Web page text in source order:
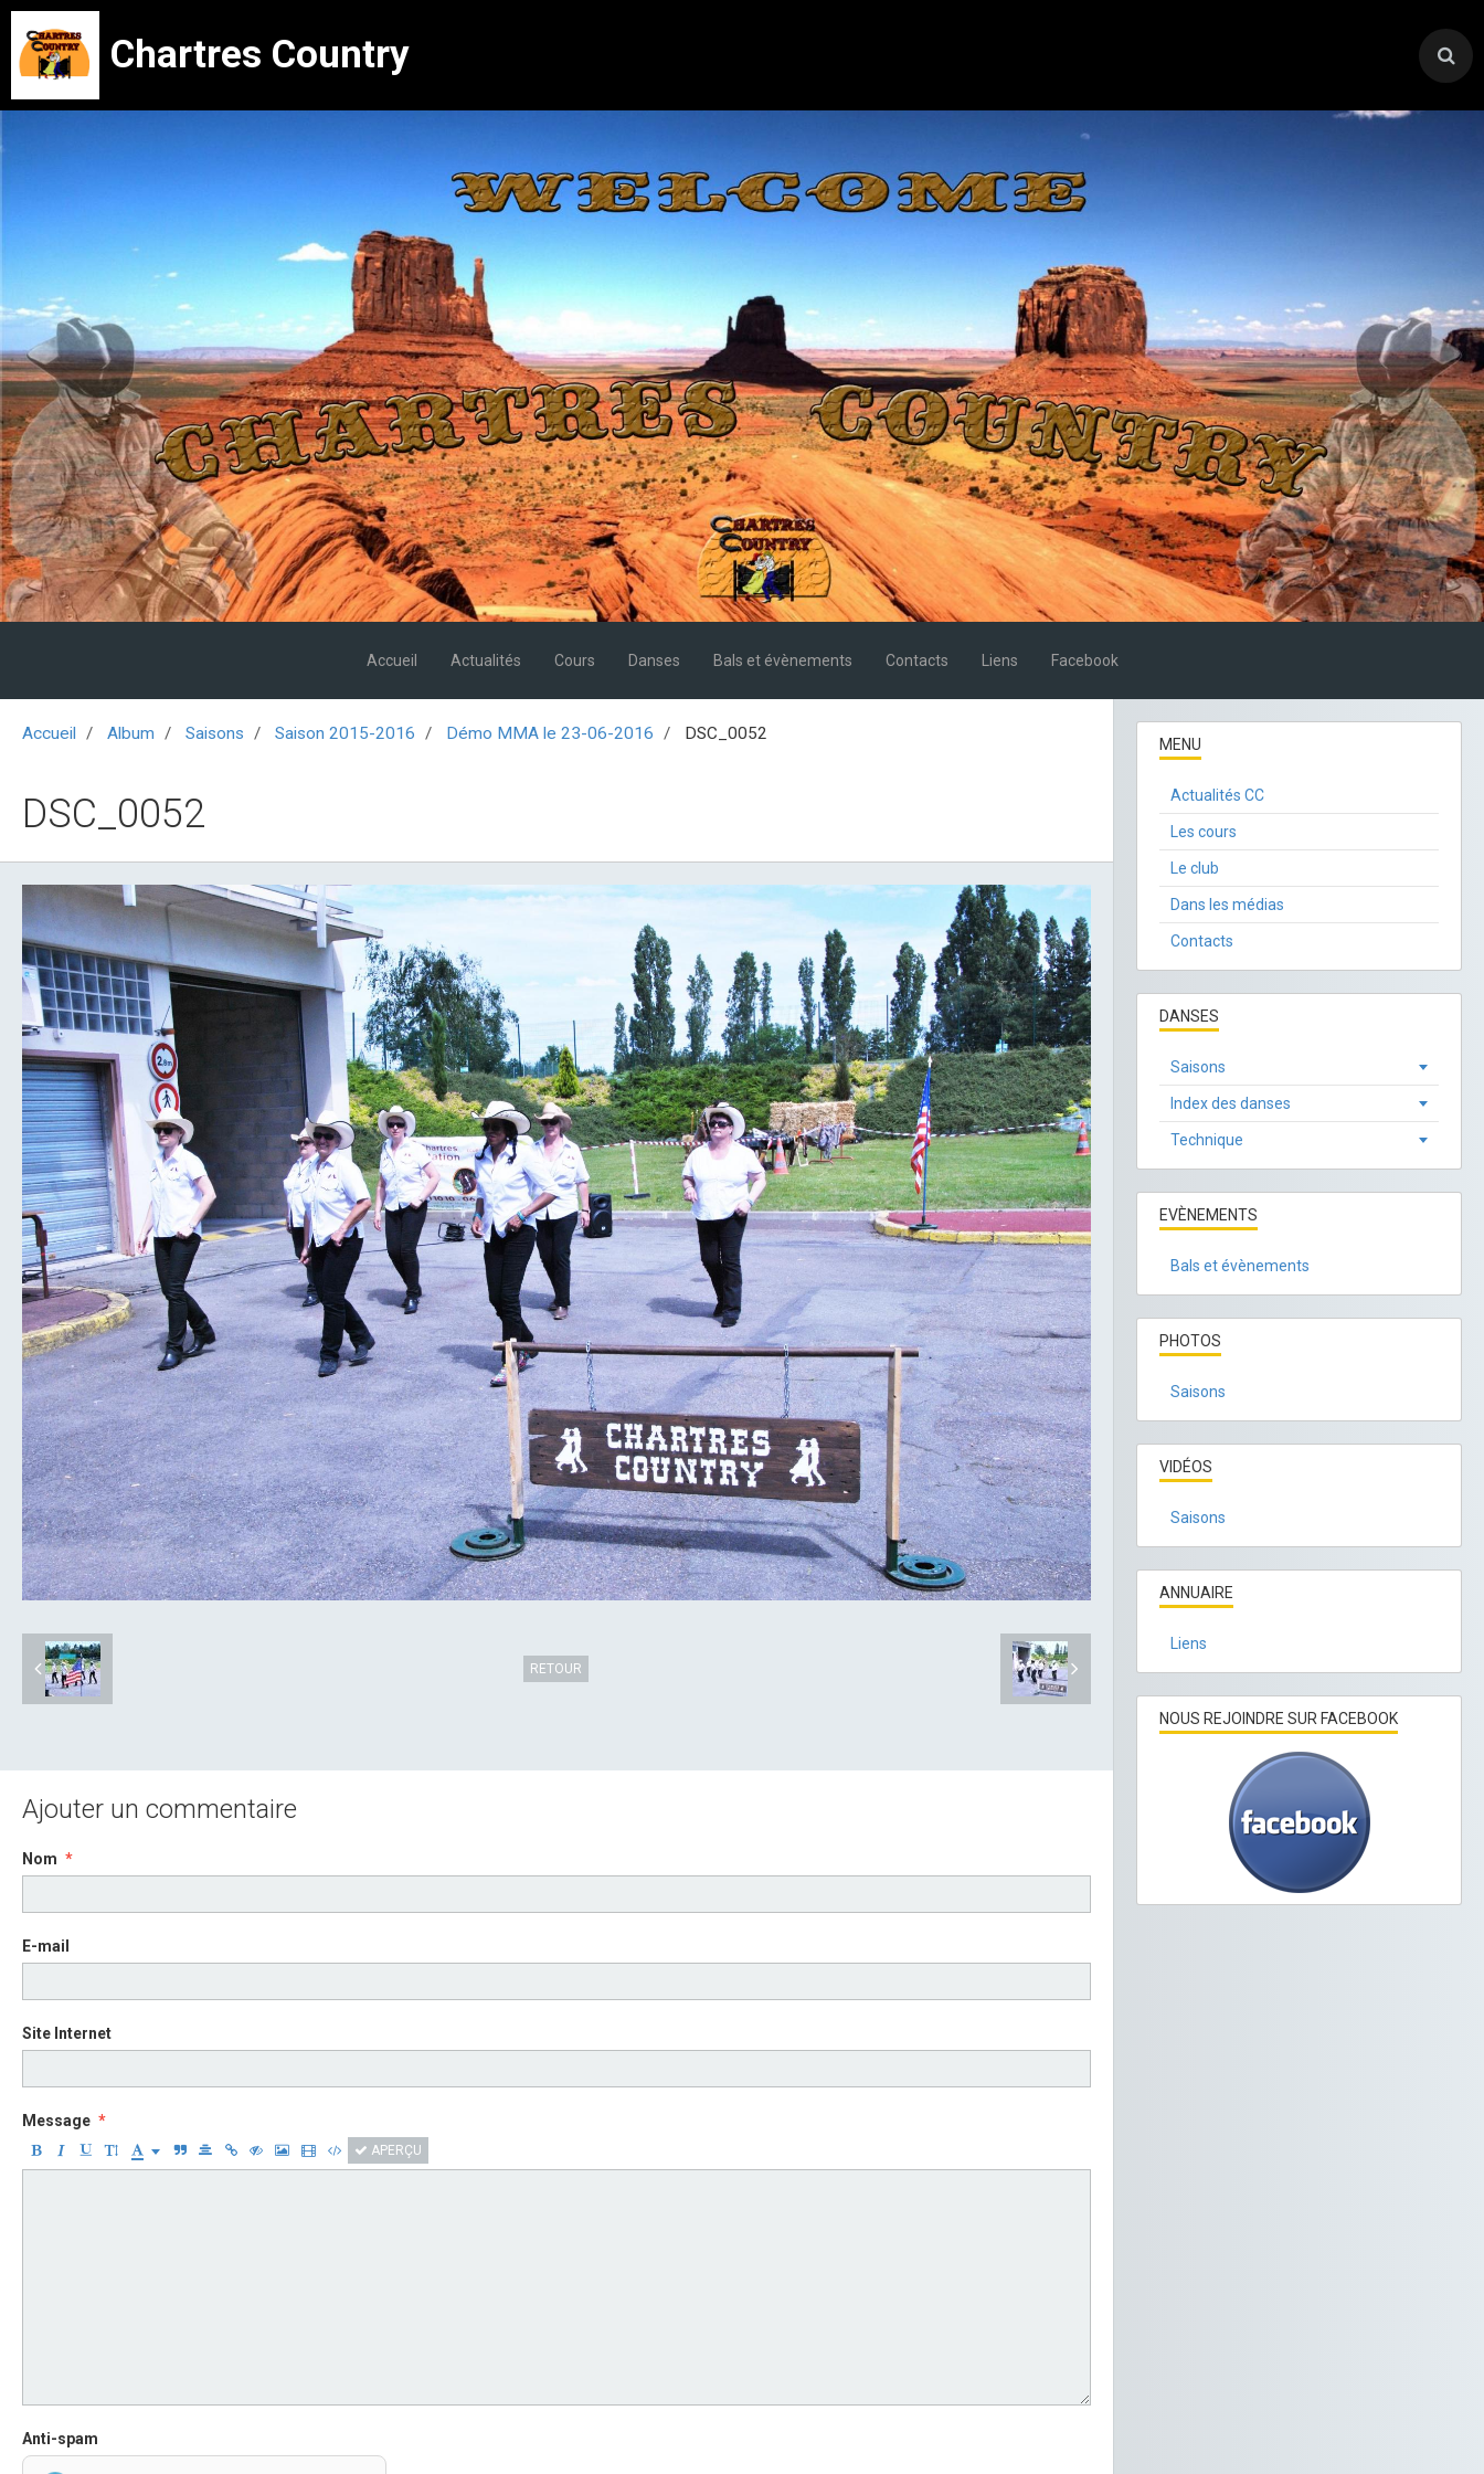
Chartres Country
Accueil Actualités Cours Danses Bals et évènements Contacts Liens Facebook
Accueil Album Saisons Saison 2015-2016 Démo MMA le 23-06-2016 DSC_0052
DSC_0052
RETOUR
Ajouter un commentaire
Nom
E-mail
Site Internet
Message
APERÇU
Anti-spam
MENU
Actualités CC
Les cours
Le club
Dans les médias
Contacts
DANSES
Saisons
Index des danses
Technique
EVÈNEMENTS
Bals et évènements
PHOTOS
Saisons
VIDÉOS
Saisons
ANNUAIRE
Liens
NOUS REJOINDRE SUR FACEBOOK